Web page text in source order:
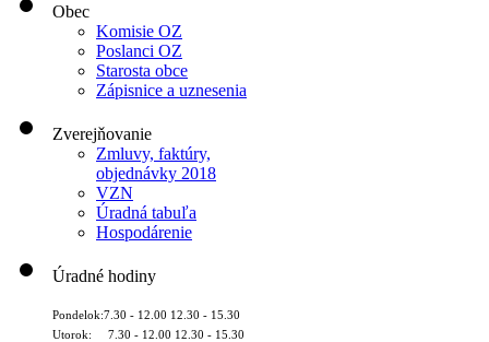
Obec
Komisie OZ
Poslanci OZ
Starosta obce
Zápisnice a uznesenia
Zverejňovanie
Zmluvy, faktúry,
objednávky 2018
VZN
Úradná tabuľa
Hospodárenie
Úradné hodiny
Pondelok:7.30 - 12.00 12.30 - 15.30
Utorok: 7.30 - 12.00 12.30 - 15.30